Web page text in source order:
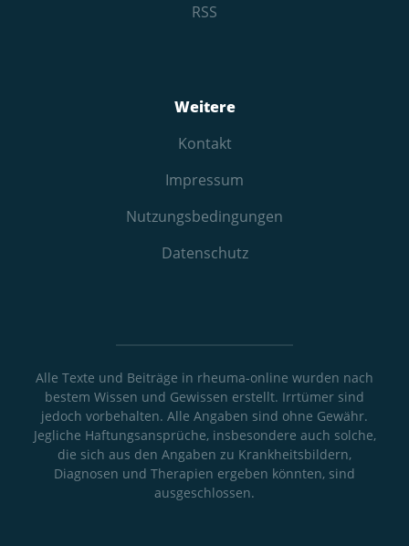
RSS
Weitere
Kontakt
Impressum
Nutzungs­bedingungen
Datenschutz
Alle Texte und Beiträge in rheuma-online wurden nach
bestem Wissen und Gewissen erstellt. Irrtümer sind
jedoch vorbehalten. Alle Angaben sind ohne Gewähr.
Jegliche Haftungsansprüche, insbesondere auch solche,
die sich aus den Angaben zu Krankheitsbildern,
Diagnosen und Therapien ergeben könnten, sind
ausgeschlossen.